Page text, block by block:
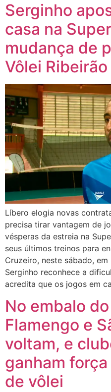
Serginho
casa na
mudança de
Vôlei Ribeirão
Líbero elogia novas
precisa tirar vantagem de
vésperas da estreia na
seus últimos treinos para
Cruzeiro, neste sábado,
Serginho reconhece a
acredita que os jogos em
No embalo
Flamengo e
voltam, e
ganham
de vôlei